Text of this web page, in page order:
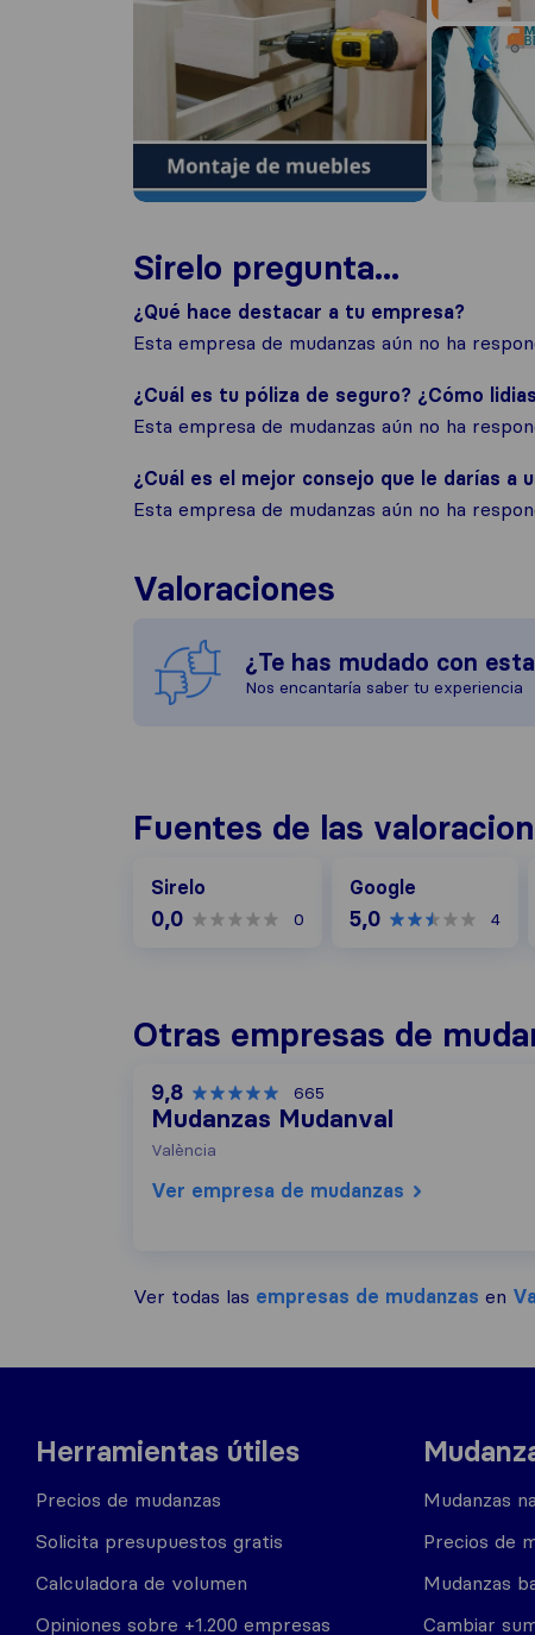
Sirelo pregunta...
¿Qué hace destacar a tu empresa?
Esta empresa de mudanzas aún no ha
¿Cuál es tu póliza de seguro? ¿Cómo
Esta empresa de mudanzas aún no ha
¿Cuál es el mejor consejo que le darías a
Esta empresa de mudanzas aún no ha
Valoraciones
¿Te has mudado con
Nos encantaría saber tu experiencia
Fuentes de las
Sirelo
0,0 0
Google
5,0 4
Otras empresas de
9,8 665
Mudanzas Mudanval
València
Ver empresa de mudanzas
Ver todas las empresas de mudanzas en
Herramientas útiles
Precios de mudanzas
Solicita presupuestos gratis
Calculadora de volumen
Opiniones sobre +1.200 empresas
Mudanzas
Precios de
Mudanzas
Cambiar